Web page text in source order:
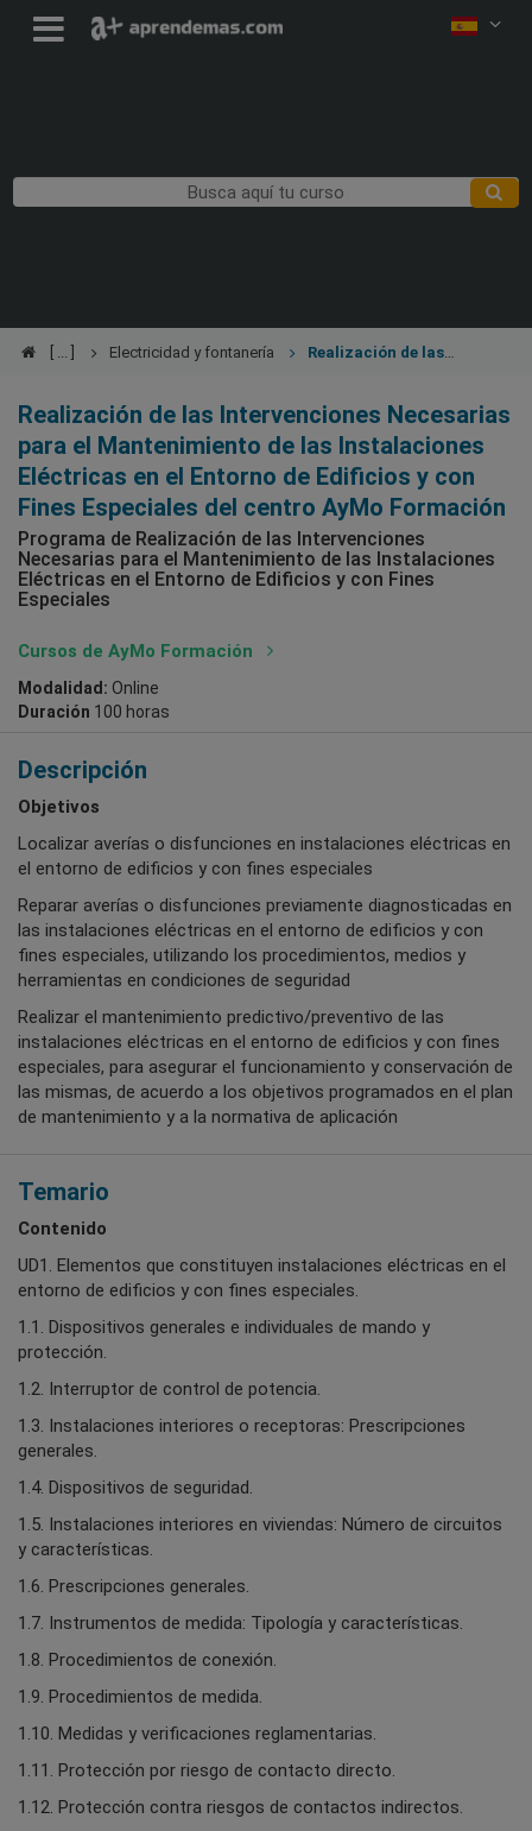
Electricidad y fontanería
Especiales
Realización de las Intervenciones Necesarias
para el Mantenimiento de las Instalaciones
Eléctricas en el Entorno de Edificios y con
Fines Especiales del centro AyMo Formación
Programa de Realización de las Intervenciones
Necesarias para el Mantenimiento de las Instalaciones
Eléctricas en el Entorno de Edificios y con Fines
Especiales
Cursos de AyMo Formación
Modalidad: Online
Duración 100 horas
Descripción
Objetivos
Localizar averías o disfunciones en instalaciones eléctricas en
el entorno de edificios y con fines especiales
Reparar averías o disfunciones previamente diagnosticadas en
las instalaciones eléctricas en el entorno de edificios y con
fines especiales, utilizando los procedimientos, medios y
herramientas en condiciones de seguridad
Realizar el mantenimiento predictivo/preventivo de las
instalaciones eléctricas en el entorno de edificios y con fines
especiales, para asegurar el funcionamiento y conservación de
las mismas, de acuerdo a los objetivos programados en el plan
de mantenimiento y a la normativa de aplicación
Temario
Contenido
UD1. Elementos que constituyen instalaciones eléctricas en el
entorno de edificios y con fines especiales.
1.1. Dispositivos generales e individuales de mando y
protección.
1.2. Interruptor de control de potencia.
1.3. Instalaciones interiores o receptoras: Prescripciones
generales.
1.4. Dispositivos de seguridad.
1.5. Instalaciones interiores en viviendas: Número de circuitos
y características.
1.6. Prescripciones generales.
1.7. Instrumentos de medida: Tipología y características.
1.8. Procedimientos de conexión.
1.9. Procedimientos de medida.
1.10. Medidas y verificaciones reglamentarias.
1.11. Protección por riesgo de contacto directo.
1.12. Protección contra riesgos de contactos indirectos.